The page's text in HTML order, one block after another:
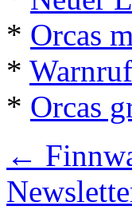
* Orcas
*
* Orcas
←